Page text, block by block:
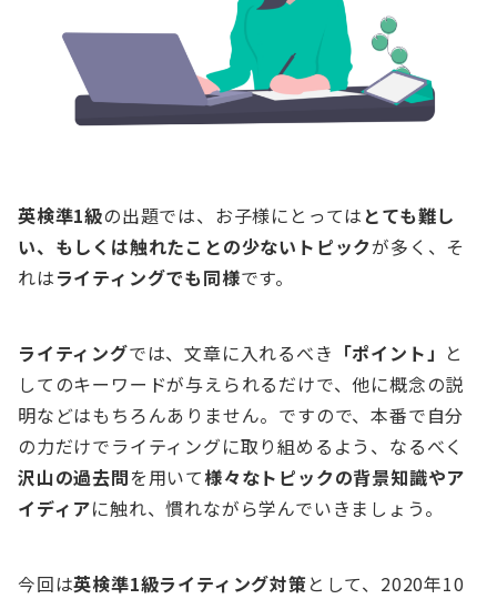
英検準1級の出題では、お子様にとっては とても難し
い、もしくは触れたことの少ないトピックが多く、そ
れはライティングでも同様です。
ライティングでは、文章に入れるべき 「ポイント」 と
してのキーワードが与えられるだけで、他に概念の説
明などはもちろんありません。ですので、本番で自分
の力だけでライティングに取り組めるよう、なるべく
沢山の過去問を用いて様々なトピックの背景知識やア
イディアに触れ、慣れながら学んでいきましょう。
今回は英検準1級ライティング対策として、2020年10